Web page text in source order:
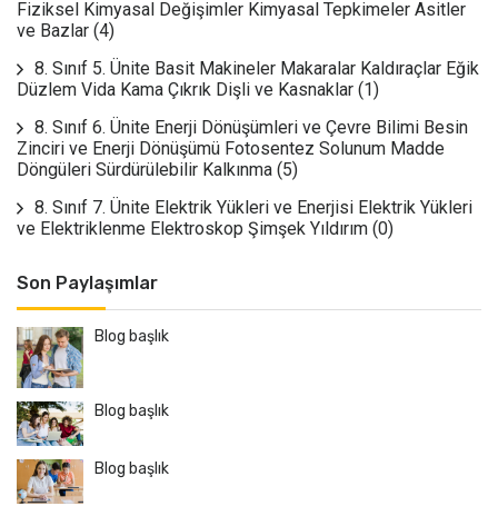
Fiziksel Kimyasal Değişimler Kimyasal Tepkimeler Asitler
ve Bazlar (4)
8. Sınıf 5. Ünite Basit Makineler Makaralar Kaldıraçlar Eğik
Düzlem Vida Kama Çıkrık Dişli ve Kasnaklar (1)
8. Sınıf 6. Ünite Enerji Dönüşümleri ve Çevre Bilimi Besin
Zinciri ve Enerji Dönüşümü Fotosentez Solunum Madde
Döngüleri Sürdürülebilir Kalkınma (5)
8. Sınıf 7. Ünite Elektrik Yükleri ve Enerjisi Elektrik Yükleri
ve Elektriklenme Elektroskop Şimşek Yıldırım (0)
Son Paylaşımlar
Blog başlık
Blog başlık
Blog başlık